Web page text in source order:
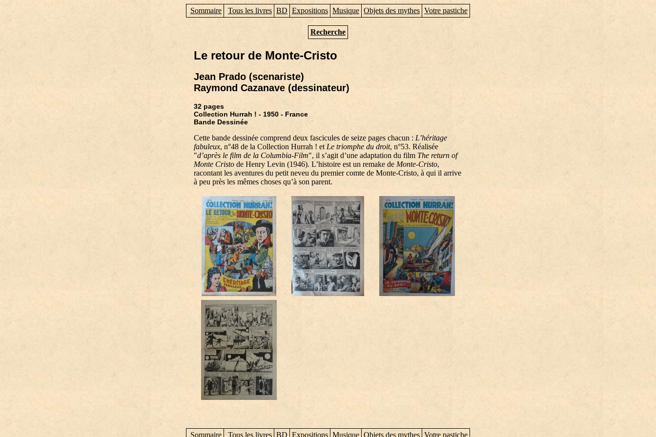
Sommaire Tous les livres BD Expositions Musique Objets des mythes Votre pastiche
Recherche
Le retour de Monte-Cristo
Jean Prado (scenariste)
Raymond Cazanave (dessinateur)
32 pages
Collection Hurrah ! - 1950 - France
Bande Dessinée
Cette bande dessinée comprend deux fascicules de seize pages chacun : L’héritage
fabuleux, n°48 de la Collection Hurrah ! et Le triomphe du droit, n°53. Réalisée
"d’après le film de la Columbia-Film", il s’agit d’une adaptation du film The return of
Monte Cristo de Henry Levin (1946). L’histoire est un remake de Monte-Cristo,
racontant les aventures du petit neveu du premier comte de Monte-Cristo, à qui il arrive
à peu près les mêmes choses qu’à son parent.
Sommaire Tous les livres BD Expositions Musique Objets des mythes Votre pastiche